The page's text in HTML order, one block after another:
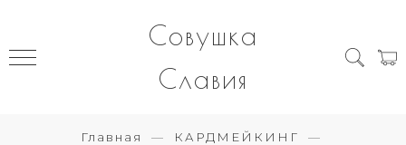
Совушка
Славия
Главная
КАРДМЕЙКИНГ